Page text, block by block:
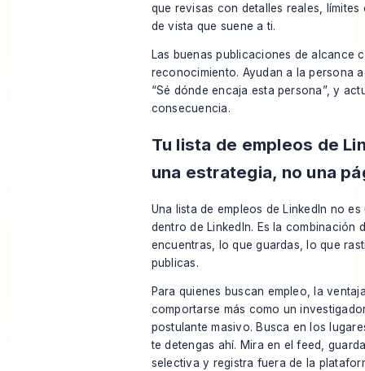
que revisas con detalles reales,
de vista que suene a ti.
Las buenas publicaciones de alcance
reconocimiento. Ayudan a la persona
“Sé dónde encaja esta persona”, y
consecuencia.
Tu lista de empleos de
una estrategia, no una
Una lista de empleos de LinkedIn no
dentro de LinkedIn. Es la combinación
encuentras, lo que guardas, lo que
publicas.
Para quienes buscan empleo, la
comportarse más como un
postulante masivo. Busca en los
te detengas ahí. Mira en el feed,
selectiva y registra fuera de la